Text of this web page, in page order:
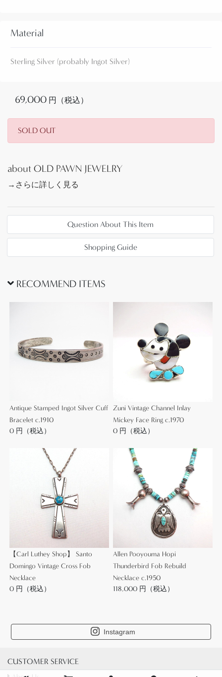
【Allen Pooyouma】アレン・プーユウマ(1922-2014)
した。父親は【Gene Nuvhoyouma】で、叔父にあた
目が悪く第二次世界大戦に徴兵されなかったため、
代半ばまではフラッグスタッフの【Doc Williams
がら独自の造形/デザインを多く作り出しました。
また、1940年代～1950年代には、1930年代にホピの
よって生み出されたオーバーレイ技術を早くから取
り入れ、同い年の作家【Harry Sakyesva】ハリー・サ
キイェスヴァ(1922-1969?)や、【Victor
Coochwytewa】ヴィクター・クーチュワイテワ
(1922-2011)等と共に、同技術をホピのスタイルとして
ただし、Allen Pooyoumaの作品におけるスタイル/作
ルワークとスタンプワークというナバホの伝統的な
術をうまく組み合わせ、どこか有機的でモチーフの
生き生きとした躍動感を生み出すことに長けた作家
です。
ホのオールドスタイルをベースにしています。ハン
ドメイド独特の粗暴なシルバーワークも良い味わい
を生み、シンプルでクリーンな構成ながらビンテー
ジインディアンジュエリー独特の骨太で素朴な印象
を持ったバングルです。
また、インゴットならではの心地よい重みと硬くな
めらかなシルバーの質感に仕上げられています。普
遍的な造形美とインディアンジュエリーの持つナチ
ュラルな印象は、長くご愛用頂けると思われます。
こちらの様な作家の歴史が感じられる古いピースは
コレクターの手を離れることは非常に稀で史料価値
も高い作品です。
着用画像はこちら↓
画像①
画像④
画像⑤
コンディションも非常に良好です。アンティーク作
Material
Sterling Silver (probably Ingot Silver)
69,000 円（税込）
SOLD OUT
about OLD PAWN JEWELRY
→さらに詳しく見る
Question About This Item
Shopping Guide
RECOMMEND ITEMS
Antique Stamped Ingot Silver Cuff
Bracelet c.1910
0 円（税込）
Zuni Vintage Channel Inlay
Mickey Face Ring c.1970
0 円（税込）
【Carl Luthey Shop】 Santo
Domingo Vintage Cross Fob
Necklace
0 円（税込）
Allen Pooyouma Hopi
Thunderbird Fob Rebuild
Necklace c.1950
118,000 円（税込）
Instagram
CUSTOMER SERVICE